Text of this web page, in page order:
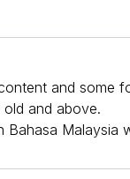
and some
old and above.
Bahasa Malaysia